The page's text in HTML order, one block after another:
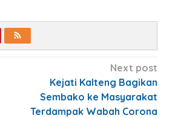
Next post
Kejati Kalteng Bagikan
Sembako ke Masyarakat
Terdampak Wabah Corona